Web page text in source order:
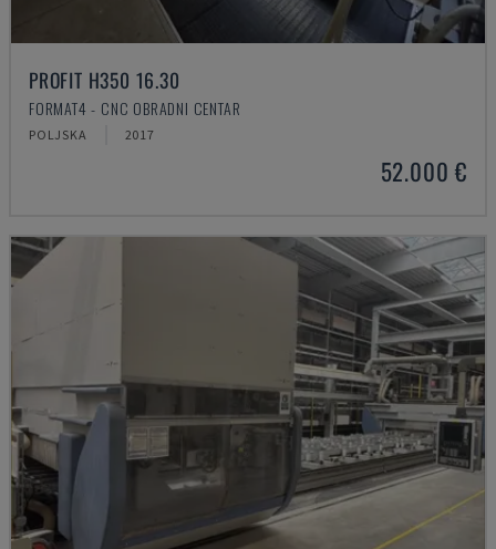
PROFIT H350 16.30
FORMAT4 - CNC OBRADNI CENTAR
POLJSKA 2017
52.000 €